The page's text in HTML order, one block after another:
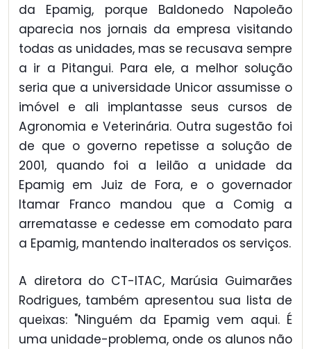
da Epamig, porque Baldonedo Napoleão
aparecia nos jornais da empresa visitando
todas as unidades, mas se recusava sempre
a ir a Pitangui. Para ele, a melhor solução
seria que a universidade Unicor assumisse o
imóvel e ali implantasse seus cursos de
Agronomia e Veterinária. Outra sugestão foi
de que o governo repetisse a solução de
2001, quando foi a leilão a unidade da
Epamig em Juiz de Fora, e o governador
Itamar Franco mandou que a Comig a
arrematasse e cedesse em comodato para
a Epamig, mantendo inalterados os serviços.
A diretora do CT-ITAC, Marúsia Guimarães
Rodrigues, também apresentou sua lista de
queixas: "Ninguém da Epamig vem aqui. É
uma unidade-problema, onde os alunos não